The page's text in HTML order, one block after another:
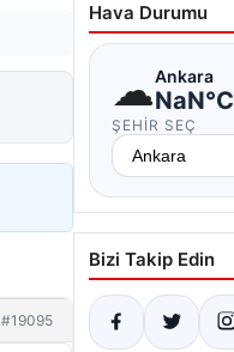
#19095
Hava Durumu
☁Ankara
NaN°C
ŞEHIR SEÇ
Bizi Takip Edin